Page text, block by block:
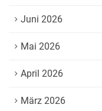
Juni 2026
Mai 2026
April 2026
März 2026